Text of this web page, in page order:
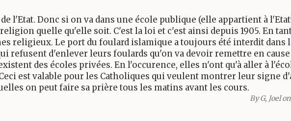
l'Etat. Donc si on va dans une école publique (elle appartient à
quelle qu'elle soit. C'est la loi et c'est ainsi depuis 1905. En
religieux. Le port du foulard islamique a toujours été interdit dans
refusent d'enlever leurs foulards qu'on va devoir remettre en cause
des écoles privées. En l'occurence, elles n'ont qu'à aller à
est valable pour les Catholiques qui veulent montrer leur signe
on peut faire sa prière tous les matins avant les cours.
ByG, Joelon